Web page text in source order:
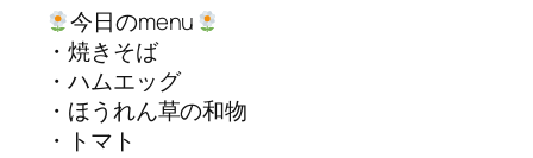
今日のmenu
・焼きそば
・ハムエッグ
・ほうれん草の和物
・トマト